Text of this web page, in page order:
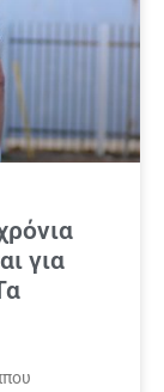
για